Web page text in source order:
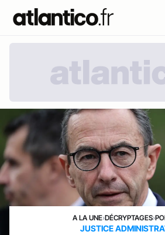
A LA UNE›DÉCRYPTAGES›
JUSTICE